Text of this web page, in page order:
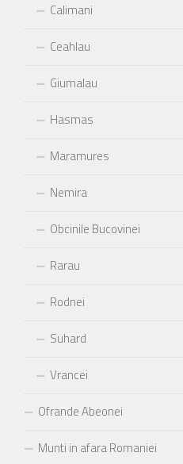
Calimani
Ceahlau
Giumalau
Hasmas
Maramures
Nemira
Obcinile Bucovinei
Rarau
Rodnei
Suhard
Vrancei
Ofrande Abeonei
Munti in afara Romaniei